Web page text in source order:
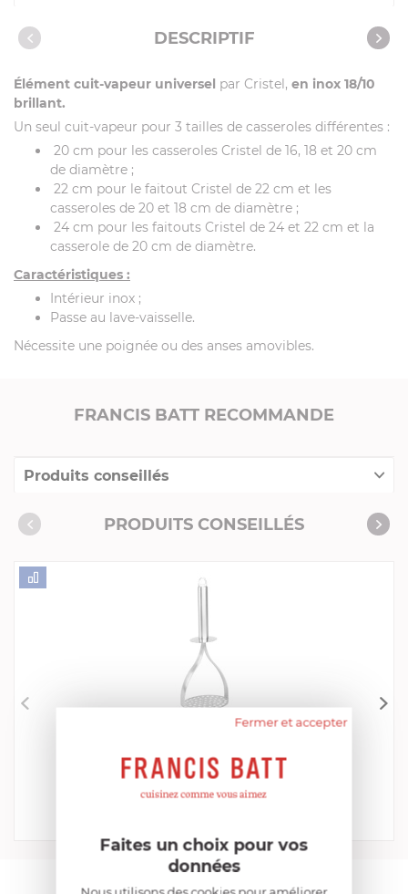
Caractéristiques DESCRIPTIF
Élément cuit-vapeur universel par Cristel, en inox 18/10
brillant.
Un seul cuit-vapeur pour 3 tailles de casseroles différentes :
20 cm pour les casseroles Cristel de 16, 18 et 20 cm
de diamètre ;
22 cm pour le faitout Cristel de 22 cm et les
casseroles de 20 et 18 cm de diamètre ;
24 cm pour les faitouts Cristel de 24 et 22 cm et la
casserole de 20 cm de diamètre.
Caractéristiques :
Intérieur inox ;
Passe au lave-vaisselle.
Nécessite une poignée ou des anses amovibles.
FRANCIS BATT RECOMMANDE
Produits conseillés
Consommables complémentaires
PRODUITS CONSEILLÉS
Presse Purée
EN STOCK - ENVOI SOUS 24/48H
29,52 €
Fermer et accepter
Faites un choix pour vos
données